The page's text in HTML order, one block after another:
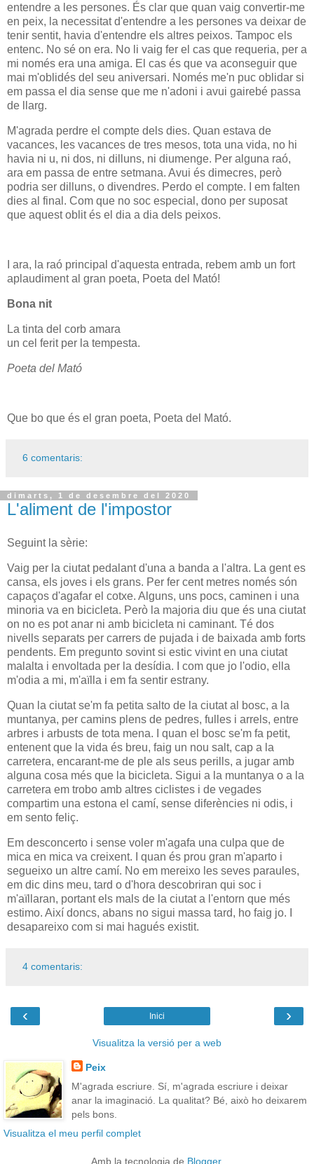
entendre a les persones. És clar que quan vaig convertir-me
en peix, la necessitat d'entendre a les persones va deixar de
tenir sentit, havia d'entendre els altres peixos. Tampoc els
entenc. No sé on era. No li vaig fer el cas que requeria, per a
mi només era una amiga. El cas és que va aconseguir que
mai m'oblidés del seu aniversari. Només me'n puc oblidar si
em passa el dia sense que me n'adoni i avui gairebé passa
de llarg.
M'agrada perdre el compte dels dies. Quan estava de
vacances, les vacances de tres mesos, tota una vida, no hi
havia ni u, ni dos, ni dilluns, ni diumenge. Per alguna raó,
ara em passa de entre setmana. Avui és dimecres, però
podria ser dilluns, o divendres. Perdo el compte. I em falten
dies al final. Com que no soc especial, dono per suposat
que aquest oblit és el dia a dia dels peixos.
I ara, la raó principal d'aquesta entrada, rebem amb un fort
aplaudiment al gran poeta, Poeta del Mató!
Bona nit
La tinta del corb amara
un cel ferit per la tempesta.
Poeta del Mató
Que bo que és el gran poeta, Poeta del Mató.
6 comentaris:
dimarts, 1 de desembre del 2020
L'aliment de l'impostor
Seguint la sèrie:
Vaig per la ciutat pedalant d'una a banda a l'altra. La gent es
cansa, els joves i els grans. Per fer cent metres només són
capaços d'agafar el cotxe. Alguns, uns pocs, caminen i una
minoria va en bicicleta. Però la majoria diu que és una ciutat
on no es pot anar ni amb bicicleta ni caminant. Té dos
nivells separats per carrers de pujada i de baixada amb forts
pendents. Em pregunto sovint si estic vivint en una ciutat
malalta i envoltada per la desídia. I com que jo l'odio, ella
m'odia a mi, m'aïlla i em fa sentir estrany.
Quan la ciutat se'm fa petita salto de la ciutat al bosc, a la
muntanya, per camins plens de pedres, fulles i arrels, entre
arbres i arbusts de tota mena. I quan el bosc se'm fa petit,
entenent que la vida és breu, faig un nou salt, cap a la
carretera, encarant-me de ple als seus perills, a jugar amb
alguna cosa més que la bicicleta. Sigui a la muntanya o a la
carretera em trobo amb altres ciclistes i de vegades
compartim una estona el camí, sense diferències ni odis, i
em sento feliç.
Em desconcerto i sense voler m'agafa una culpa que de
mica en mica va creixent. I quan és prou gran m'aparto i
segueixo un altre camí. No em mereixo les seves paraules,
em dic dins meu, tard o d'hora descobriran qui soc i
m'aïllaran, portant els mals de la ciutat a l'entorn que més
estimo. Així doncs, abans no sigui massa tard, ho faig jo. I
desapareixo com si mai hagués existit.
4 comentaris:
‹ ›
Inici
Visualitza la versió per a web
Peix
M'agrada escriure. Sí, m'agrada escriure i deixar
anar la imaginació. La qualitat? Bé, això ho deixarem
pels bons.
Visualitza el meu perfil complet
Amb la tecnologia de Blogger.